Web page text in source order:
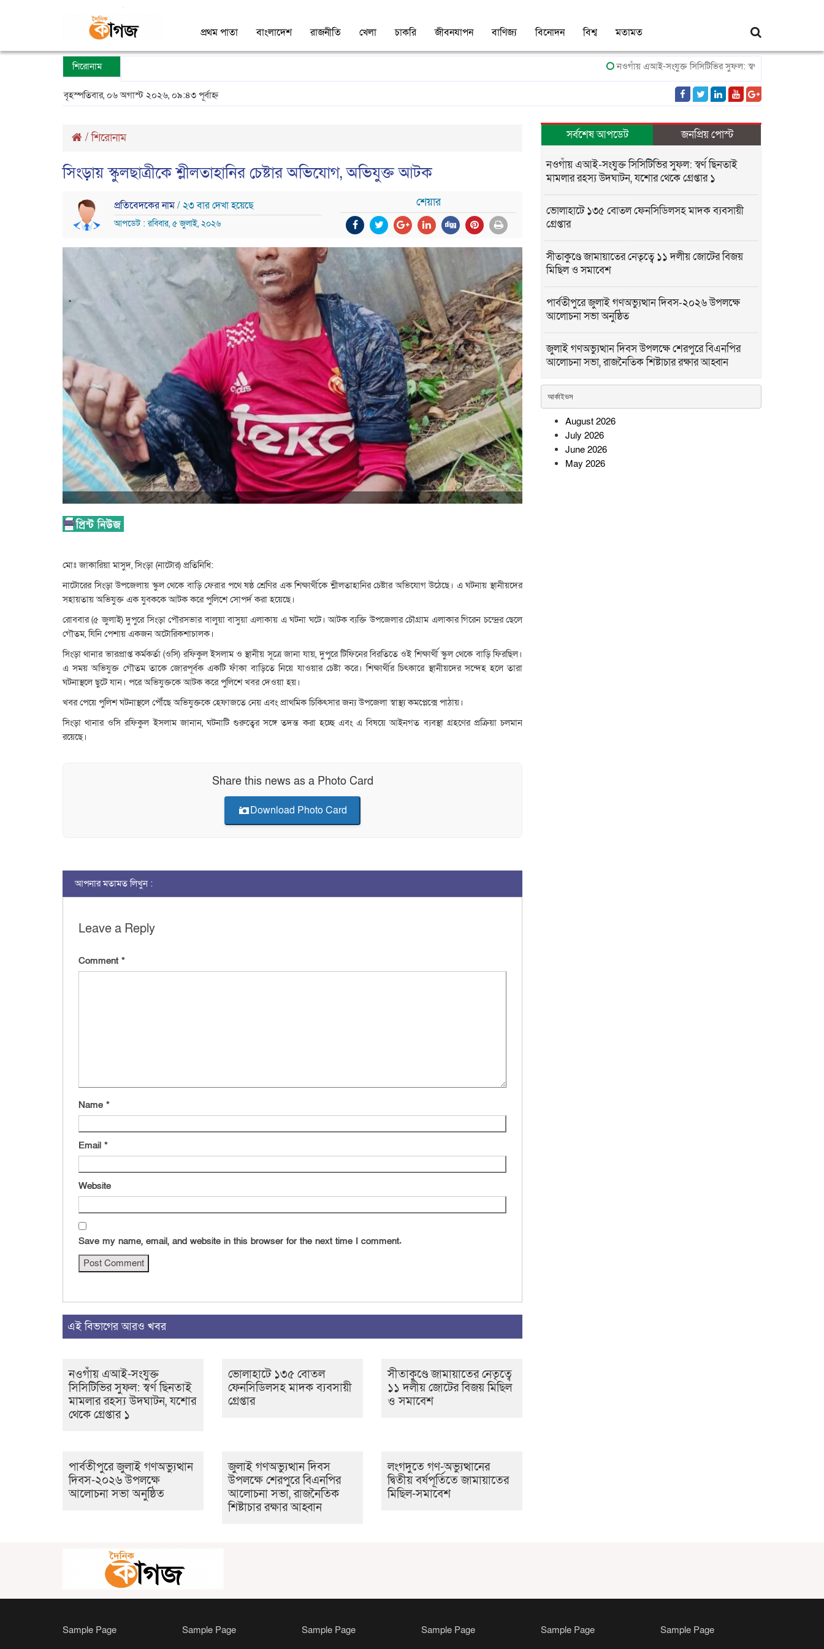
প্রথম পাতা বাংলাদেশ রাজনীতি খেলা চাকরি জীবনযাপন বাণিজ্য বিনোদন বিশ্ব মতামত
শিরোনাম নওগাঁয় এআই-সংযুক্ত সিসিটিভির সুফল: স্বর্ণ ছিনতাই মামলার রহস্য
বৃহস্পতিবার, ০৬ অগাস্ট ২০২৬, ০৯:৪৩ পূর্বাহ্ন
/শিরোনাম
সিংড়ায় স্কুলছাত্রীকে শ্লীলতাহানির চেষ্টার অভিযোগ, অভিযুক্ত আটক
প্রতিবেদকের নাম/ ২৩ বার দেখা হয়েছে
আপডেট : রবিবার, ৫ জুলাই, ২০২৬
শেয়ার
মোঃ জাকারিয়া মাসুদ, সিংড়া (নাটোর) প্রতিনিধি:
নাটোরের সিংড়া উপজেলায় স্কুল থেকে বাড়ি ফেরার পথে ষষ্ঠ শ্রেণির এক শিক্ষার্থীকে শ্লীলতাহানির চেষ্টার অভিযোগ উঠেছে। এ ঘটনায় স্থানীয়দের
সহায়তায় অভিযুক্ত এক যুবককে আটক করে পুলিশে সোপর্দ করা হয়েছে।
রোববার (৫ জুলাই) দুপুরে সিংড়া পৌরসভার বালুয়া বাসুয়া এলাকায় এ ঘটনা ঘটে। আটক ব্যক্তি উপজেলার চৌগ্রাম এলাকার গিরেন চন্দ্রের ছেলে
গৌতম, যিনি পেশায় একজন অটোরিকশাচালক।
সিংড়া থানার ভারপ্রাপ্ত কর্মকর্তা (ওসি) রফিকুল ইসলাম ও স্থানীয় সূত্রে জানা যায়, দুপুরে টিফিনের বিরতিতে ওই শিক্ষার্থী স্কুল থেকে বাড়ি ফিরছিল।
এ সময় অভিযুক্ত গৌতম তাকে জোরপূর্বক একটি ফাঁকা বাড়িতে নিয়ে যাওয়ার চেষ্টা করে। শিক্ষার্থীর চিৎকারে স্থানীয়দের সন্দেহ হলে তারা
ঘটনাস্থলে ছুটে যান। পরে অভিযুক্তকে আটক করে পুলিশে খবর দেওয়া হয়।
খবর পেয়ে পুলিশ ঘটনাস্থলে পৌঁছে অভিযুক্তকে হেফাজতে নেয় এবং প্রাথমিক চিকিৎসার জন্য উপজেলা স্বাস্থ্য কমপ্লেক্সে পাঠায়।
সিংড়া থানার ওসি রফিকুল ইসলাম জানান, ঘটনাটি গুরুত্বের সঙ্গে তদন্ত করা হচ্ছে এবং এ বিষয়ে আইনগত ব্যবস্থা গ্রহণের প্রক্রিয়া চলমান
রয়েছে।
Share this news as a Photo Card
Download Photo Card
আপনার মতামত লিখুন :
Leave a Reply
Comment *
Name *
Email *
Website
Save my name, email, and website in this browser for the next time I comment.
এই বিভাগের আরও খবর
নওগাঁয় এআই-সংযুক্ত
সিসিটিভির সুফল: স্বর্ণ ছিনতাই
মামলার রহস্য উদঘাটন, যশোর
থেকে গ্রেপ্তার ১
ভোলাহাটে ১৩৫ বোতল
ফেনসিডিলসহ মাদক ব্যবসায়ী
গ্রেপ্তার
সীতাকুণ্ডে জামায়াতের নেতৃত্বে
১১ দলীয় জোটের বিজয় মিছিল
ও সমাবেশ
পার্বতীপুরে জুলাই গণঅভ্যুত্থান
দিবস-২০২৬ উপলক্ষে
আলোচনা সভা অনুষ্ঠিত
জুলাই গণঅভ্যুত্থান দিবস
উপলক্ষে শেরপুরে বিএনপির
আলোচনা সভা, রাজনৈতিক
শিষ্টাচার রক্ষার আহ্বান
লংগদুতে গণ-অভ্যুত্থানের
দ্বিতীয় বর্ষপূর্তিতে জামায়াতের
মিছিল-সমাবেশ
সর্বশেষ আপডেট জনপ্রিয় পোস্ট
নওগাঁয় এআই-সংযুক্ত সিসিটিভির সুফল: স্বর্ণ ছিনতাই
মামলার রহস্য উদঘাটন, যশোর থেকে গ্রেপ্তার ১
ভোলাহাটে ১৩৫ বোতল ফেনসিডিলসহ মাদক ব্যবসায়ী
গ্রেপ্তার
সীতাকুণ্ডে জামায়াতের নেতৃত্বে ১১ দলীয় জোটের বিজয়
মিছিল ও সমাবেশ
পার্বতীপুরে জুলাই গণঅভ্যুত্থান দিবস-২০২৬ উপলক্ষে
আলোচনা সভা অনুষ্ঠিত
জুলাই গণঅভ্যুত্থান দিবস উপলক্ষে শেরপুরে বিএনপির
আলোচনা সভা, রাজনৈতিক শিষ্টাচার রক্ষার আহ্বান
লংগদুতে গণ-অভ্যুত্থানের দ্বিতীয় বর্ষপূর্তিতে জামায়াতের
মিছিল-সমাবেশ
আর্কাইভস
August 2026
July 2026
June 2026
May 2026
Sample Page Sample Page Sample Page Sample Page Sample Page Sample Page